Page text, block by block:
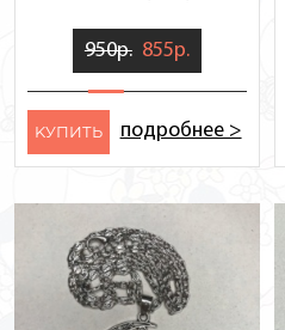
950р. 855р.
KУПИТЬ подробнее >